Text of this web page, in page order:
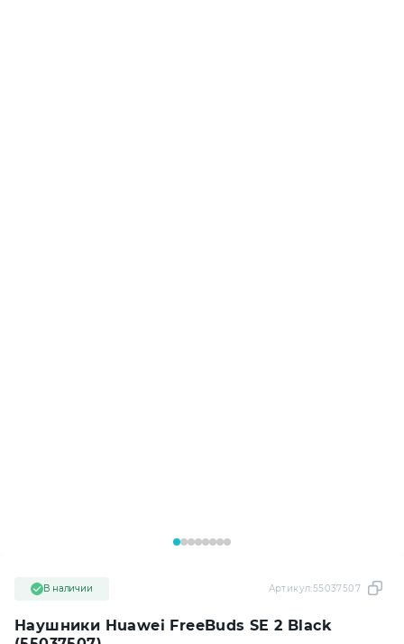
Наушники Huawei FreeBuds SE 2 Black
В наличии Артикул:55037507